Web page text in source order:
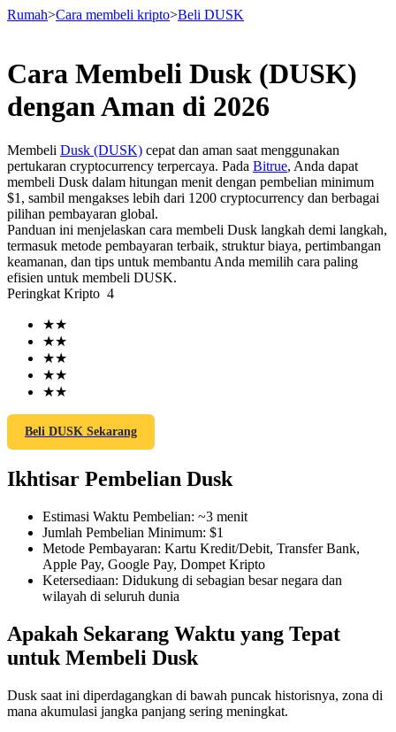
Berjangka
USDT Berjangka
Kontrak berjangka menggunakan USDT sebagai jaminannya
COIN-M Berjangka
TradFi
Derivatif saham, forex, logam mulia, dan komoditas
Rumah>Cara membeli kripto>Beli DUSK
Cara Membeli Dusk (DUSK)
dengan Aman di 2026
Membeli Dusk (DUSK) cepat dan aman saat menggunakan
pertukaran cryptocurrency terpercaya. Pada Bitrue, Anda dapat
membeli Dusk dalam hitungan menit dengan pembelian minimum
$1, sambil mengakses lebih dari 1200 cryptocurrency dan berbagai
pilihan pembayaran global.
Panduan ini menjelaskan cara membeli Dusk langkah demi langkah,
termasuk metode pembayaran terbaik, struktur biaya, pertimbangan
keamanan, dan tips untuk membantu Anda memilih cara paling
efisien untuk membeli DUSK.
Peringkat Kripto 4
★★
★★
★★
★★
★★
Beli DUSK Sekarang
Ikhtisar Pembelian Dusk
Estimasi Waktu Pembelian: ~3 menit
Jumlah Pembelian Minimum: $1
Metode Pembayaran: Kartu Kredit/Debit, Transfer Bank,
Apple Pay, Google Pay, Dompet Kripto
Ketersediaan: Didukung di sebagian besar negara dan
wilayah di seluruh dunia
Apakah Sekarang Waktu yang Tepat
untuk Membeli Dusk
Dusk saat ini diperdagangkan di bawah puncak historisnya, zona di
mana akumulasi jangka panjang sering meningkat.